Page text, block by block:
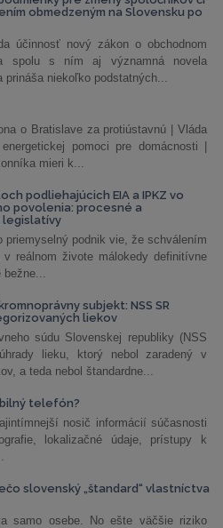
obmedzeným na Slovensku po
účinnosť nový zákon o obchodnom
spolu s ním aj významná novela
prináša niekoľko podstatných...
o Bratislave za protiústavnú | Vláda
pomoci pre domácnosti |
mieri k...
podliehajúcich EIA a IPKZ vo
povolenia: procesné a
legislatívy
priemyselný podnik vie, že schválením
reálnom živote málokedy definitívne
bežne...
subjekt: NSS SR
liekov
súdu Slovenskej republiky (NSS
lieku, ktorý nebol zaradený v
a teda nebol štandardne...
telefón?
nosič informácií súčasnosti
lokalizačné údaje, prístupy k
slovenský „štandard“ vlastníctva
samo osebe. No ešte väčšie riziko